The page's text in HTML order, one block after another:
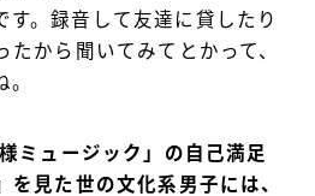
す。録音して友達に貸したり
たから聞いてみてとかって、
ミュージック」の自己満足
を見た世の文化系男子には、